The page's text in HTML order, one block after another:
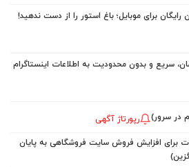
رایگان برای موبایل؛ باغ استور را از دست ندهید!
در سرور) رپورتاژ آگهی
برای افزایش فروش سایت فروشگاهی به پایان